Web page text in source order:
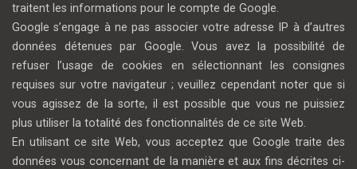
traitent les informations pour le compte de Google.
Google s’engage à ne pas associer votre adresse IP à d’autres
données détenues par Google. Vous avez la possibilité de
refuser l’usage de cookies en sélectionnant les consignes
requises sur votre navigateur ; veuillez cependant noter que si
vous agissez de la sorte, il est possible que vous ne puissiez
plus utiliser la totalité des fonctionnalités de ce site Web.
En utilisant ce site Web, vous acceptez que Google traite des
données vous concernant de la manière et aux fins décrites ci-